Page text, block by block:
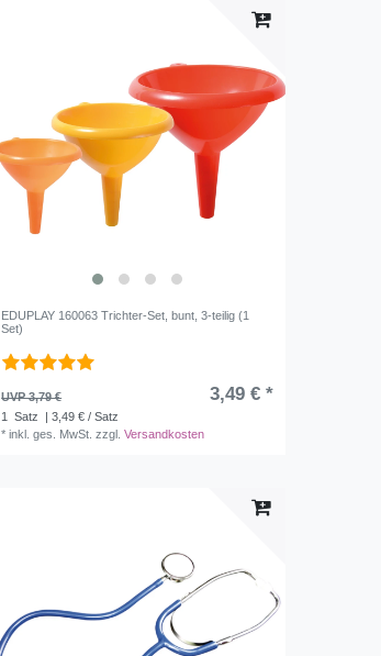
EDUPLAY 160063 Trichter-Set, bunt, 3-teilig (1
Set)
UVP 3,79 € 3,49 € *
1 Satz
| 3,49 € / Satz
*inkl. ges. MwSt. zzgl.Versandkosten